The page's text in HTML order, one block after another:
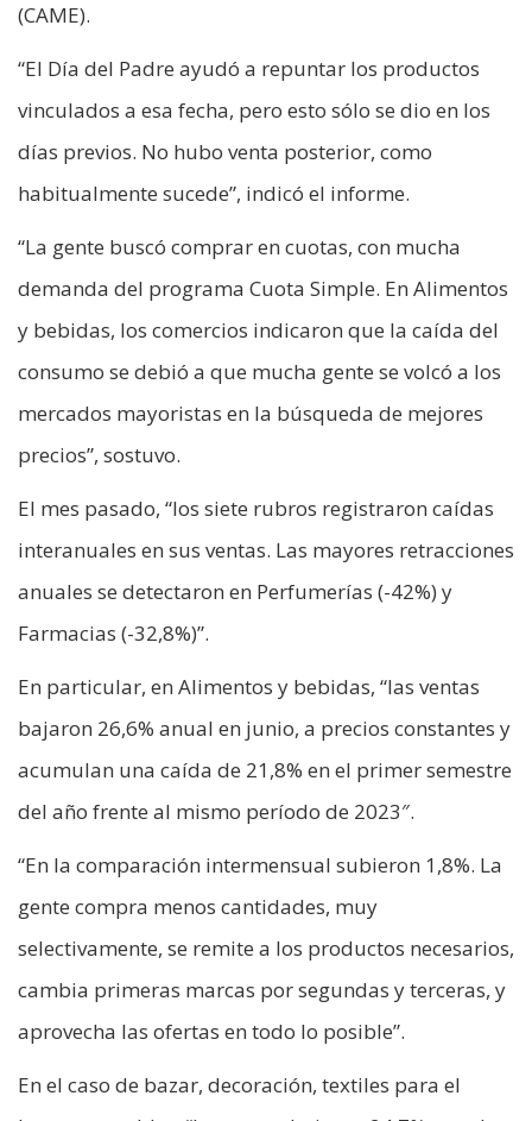
(CAME).
“El Día del Padre ayudó a repuntar los productos
vinculados a esa fecha, pero esto sólo se dio en los
días previos. No hubo venta posterior, como
habitualmente sucede”, indicó el informe.
“La gente buscó comprar en cuotas, con mucha
demanda del programa Cuota Simple. En Alimentos
y bebidas, los comercios indicaron que la caída del
consumo se debió a que mucha gente se volcó a los
mercados mayoristas en la búsqueda de mejores
precios”, sostuvo.
El mes pasado, “los siete rubros registraron caídas
interanuales en sus ventas. Las mayores retracciones
anuales se detectaron en Perfumerías (-42%) y
Farmacias (-32,8%)”.
En particular, en Alimentos y bebidas, “las ventas
bajaron 26,6% anual en junio, a precios constantes y
acumulan una caída de 21,8% en el primer semestre
del año frente al mismo período de 2023″.
“En la comparación intermensual subieron 1,8%. La
gente compra menos cantidades, muy
selectivamente, se remite a los productos necesarios,
cambia primeras marcas por segundas y terceras, y
aprovecha las ofertas en todo lo posible”.
En el caso de bazar, decoración, textiles para el